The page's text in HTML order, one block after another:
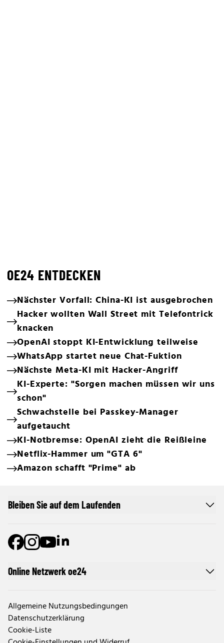
OE24 ENTDECKEN
Nächster Vorfall: China-KI ist ausgebrochen
Hacker wollten Wall Street mit Telefontrick
knacken
OpenAI stoppt KI-Entwicklung teilweise
WhatsApp startet neue Chat-Fuktion
Nächste Meta-KI mit Hacker-Angriff
KI-Experte: "Sorgen machen müssen wir uns
schon"
Schwachstelle bei Passkey-Manager
aufgetaucht
KI-Notbremse: OpenAI zieht die Reißleine
Netflix-Hammer um "GTA 6"
Amazon schafft "Prime" ab
Online Netzwerk oe24
Allgemeine Nutzungsbedingungen
Datenschutzerklärung
Cookie-Liste
Bleiben Sie auf dem Laufenden